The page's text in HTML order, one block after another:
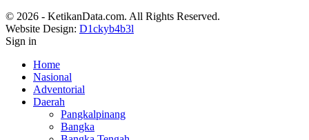
© 2026 - KetikanData.com. All Rights Reserved.
Website Design: D1ckyb4b3l
Sign in
Home
Nasional
Adventorial
Daerah
Pangkalpinang
Bangka